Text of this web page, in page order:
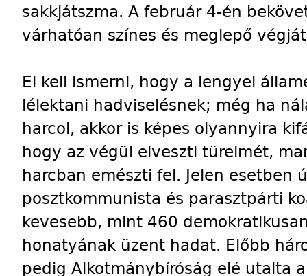
sakkjátszma. A február 4-én
várhatóan színes és meglepő
El kell ismerni, hogy a lengyel
lélektani hadviselésnek; még ha
harcol, akkor is képes olyannyira
hogy az végül elveszti türelmét,
harcban emészti fel. Jelen esetben
posztkommunista és parasztpárti
kevesebb, mint 460
honatyának üzent hadat. Előbb
pedig Alkotmánybíróság elé utalta